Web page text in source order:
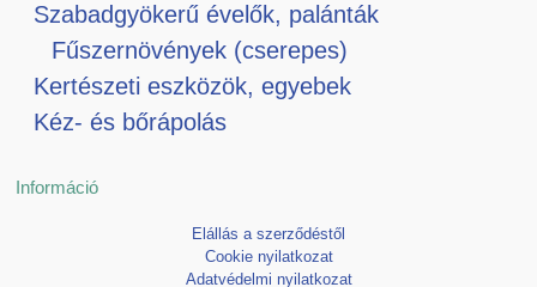
Szabadgyökerű évelők, palánták
Fűszernövények (cserepes)
Kertészeti eszközök, egyebek
Kéz- és bőrápolás
Információ
Elállás a szerződéstől
Cookie nyilatkozat
Adatvédelmi nyilatkozat